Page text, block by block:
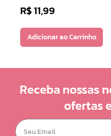
R$11,99
Adicionar ao Carrinho
Receba nossas
ofertas